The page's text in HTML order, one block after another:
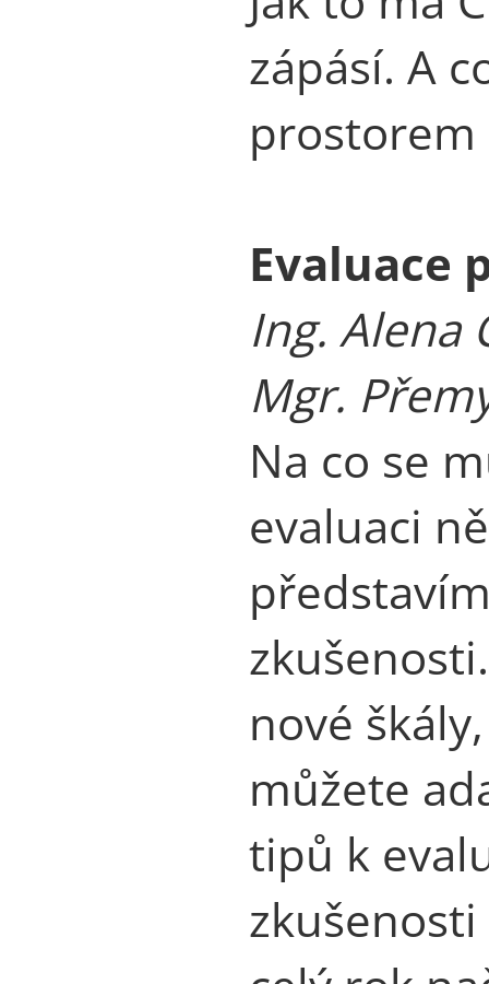
zápásí. A
Evaluace
Ing. Alena
Mgr.
Na co se
evaluaci
nové
můžete
tipů k